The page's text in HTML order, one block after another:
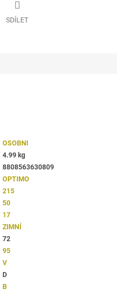
SDÍLET
OSOBNI
4.99 kg
8808563630809
OPTIMO
215
50
17
ZIMNÍ
72
95
V
D
B